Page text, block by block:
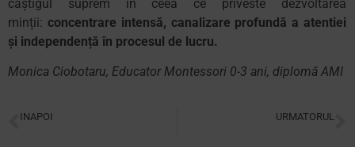
câștigul suprem în ceea ce priveste dezvoltarea
minții: concentrare intensă, canalizare profundă a atentiei
și independență în procesul de lucru.
Monica Ciobotaru, Educator Montessori 0-3 ani, diplomă AMI
INAPOI URMATORUL